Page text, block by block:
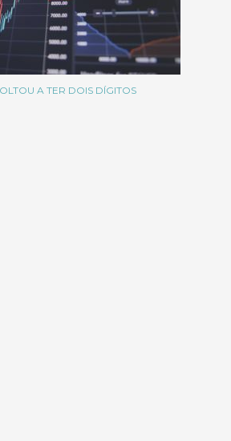
A TER DOIS DÍGITOS